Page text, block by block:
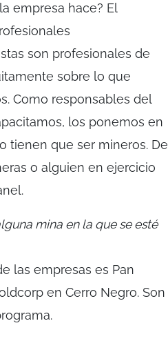
empresa hace? El
son profesionales de
sobre lo que
Como responsables del
los ponemos en
tienen que ser mineros. De
o alguien en ejercicio
mina en la que se esté
las empresas es Pan
en Cerro Negro. Son